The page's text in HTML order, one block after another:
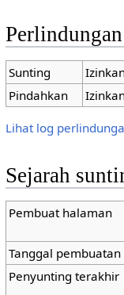
Sunting
Pindahkan
Lihat log
Sejarah
Pembuat halaman
Tanggal
Penyunting terakhir